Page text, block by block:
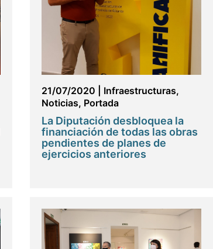
21/07/2020 Infraestructuras,
Noticias, Portada
La Diputación desbloquea la
financiación de todas las obras
pendientes de planes de
ejercicios anteriores